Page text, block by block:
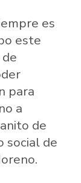
es
este
para
a
de
social de